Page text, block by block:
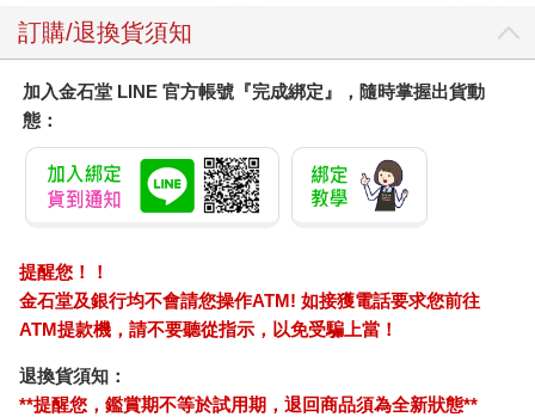
訂購/退換貨須知
加入金石堂 LINE 官方帳號『完成綁定』，隨時掌握出貨動
態：
提醒您！！
金石堂及銀行均不會請您操作ATM! 如接獲電話要求您前往
ATM提款機，請不要聽從指示，以免受騙上當！
退換貨須知：
**提醒您，鑑賞期不等於試用期，退回商品須為全新狀態**